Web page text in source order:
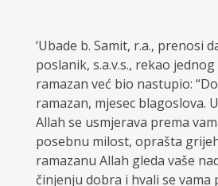
‘Ubade b. Samit, r.a., prenosi
poslanik, s.a.v.s., rekao
ramazan već bio nastupio:
ramazan, mjesec blagoslova.
Allah se usmjerava prema
posebnu milost, oprašta
ramazanu Allah gleda vaše
činjenju dobra i hvali se vama